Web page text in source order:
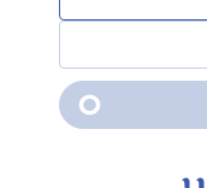
お酒は20歳になってか
妊娠中や授乳期の飲酒
れがあります。お酒は楽
AB Inbev Japan GK